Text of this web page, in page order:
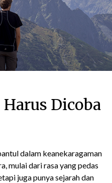
Dicoba
dalam keanekaragaman
mulai dari rasa yang pedas
juga punya sejarah dan